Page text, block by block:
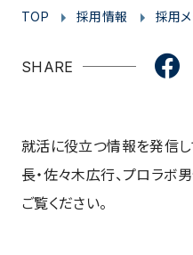
TOP 採用情報 採用
SHARE
就活に役立つ情報を発信し
長・佐々木広行、プロラボ
ご覧ください。